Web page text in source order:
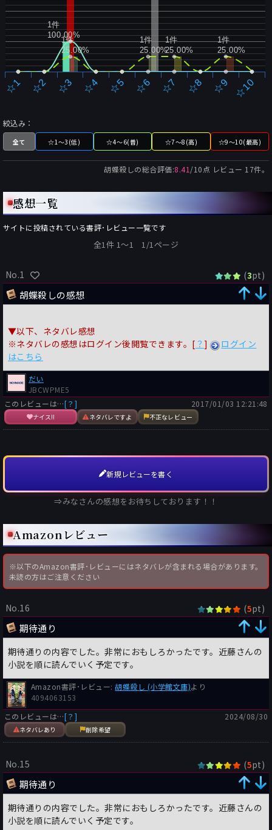
☆1 ☆2 ☆3 ☆4 ☆5 ☆6 ☆7 ☆8 ☆9 ☆10
1件
100.00%
1件
25.00%
1件
25.00%
1件
25.00%
1件
25.00%
絞込み：
全て ☆1～3(低) ☆4～6(普) ☆7～8(高) ☆9～10(最高)
胡蝶殺しの総合評価:8.41/10点 レビュー 17件。
感想一覧
サイトに投稿されている書評･レビュー一覧です
全1件 1〜1 1/1ページ
No.1 (3pt)
胡蝶殺しの感想
▼以下、ネタバレ感想
※ネタバレの感想はログイン後閲覧できます。[ ？ ]
ログイン
はこちら
だい
JBCWPME5
このレビューは…[？]
ナイス!! ネタバレですよ 不正なレビュー
2017/01/03 12:21:48
新規レビューを書く
⇒みなさんの感想をお待ちしております！！
Amazonレビュー
※以下のAmazon書評･レビューにはネタバレが含まれる場合があります。
未読の方はご注意ください
No.16 (5pt)
期待通り
期待通りの内容でした。非常におもしろかったです。近藤さんの
小説を順に読んでいく予定です。
Amazon書評･レビュー:胡蝶殺し (小学館文庫)より
4094063153
このレビューは…[？]
ネタバレあり 削除希望
2024/08/30
No.15 (5pt)
期待通り
期待通りの内容でした。非常におもしろかったです。近藤さんの
小説を順に読んでいく予定です。